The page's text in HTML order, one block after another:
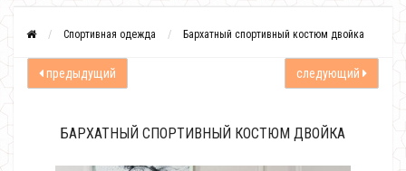
Спортивная одежда Бархатный спортивный костюм двойка
предыдущий следующий
БАРХАТНЫЙ СПОРТИВНЫЙ КОСТЮМ ДВОЙКА